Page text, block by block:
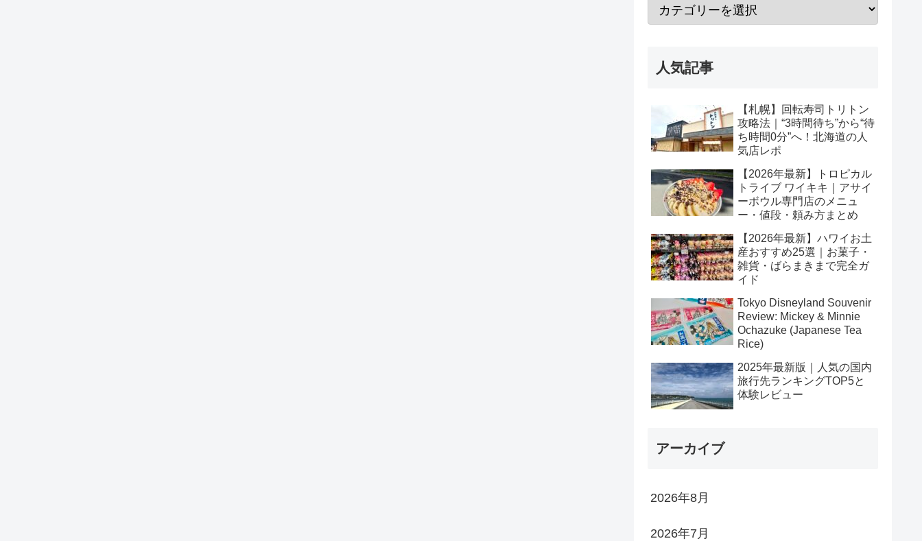
人気記事
【札幌】回転寿司トリトン
攻略法｜“3時間待ち”から“待
ち時間0分”へ！北海道の人
気店レポ
【2026年最新】トロピカル
トライブ ワイキキ｜アサイ
ーボウル専門店のメニュ
ー・値段・頼み方まとめ
【2026年最新】ハワイお土
産おすすめ25選｜お菓子・
雑貨・ばらまきまで完全ガ
イド
Tokyo Disneyland Souvenir
Review: Mickey & Minnie
Ochazuke (Japanese Tea
Rice)
2025年最新版｜人気の国内
旅行先ランキングTOP5と
体験レビュー
アーカイブ
2026年8月
2026年7月